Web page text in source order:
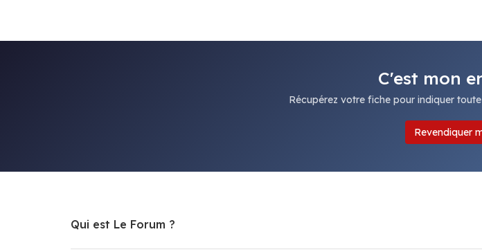
C'est mon
Récupérez votre fiche pour indiquer
Revendiquer
Qui est Le Forum ?